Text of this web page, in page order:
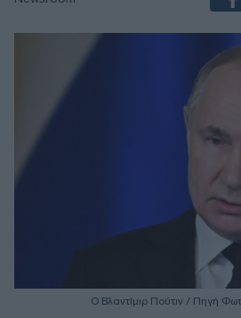
Ο Βλαντίμιρ Πούτιν / Πηγή